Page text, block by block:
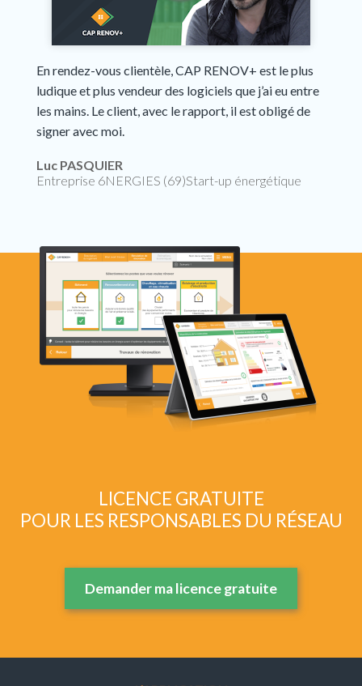
En rendez-vous clientèle, CAP RENOV+ est le plus
ludique et plus vendeur des logiciels que j’ai eu entre
les mains. Le client, avec le rapport, il est obligé de
signer avec moi.
Luc PASQUIER
Entreprise 6NERGIES (69)Start-up énergétique
LICENCE GRATUITE
POUR LES RESPONSABLES DU RÉSEAU
Demander ma licence gratuite